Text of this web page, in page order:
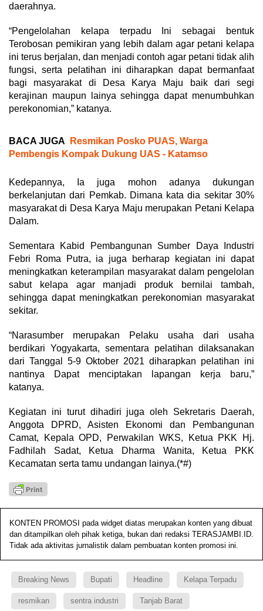
daerahnya.
“Pengelolahan kelapa terpadu Ini sebagai bentuk
Terobosan pemikiran yang lebih dalam agar petani kelapa
ini terus berjalan, dan menjadi contoh agar petani tidak alih
fungsi, serta pelatihan ini diharapkan dapat bermanfaat
bagi masyarakat di Desa Karya Maju baik dari segi
kerajinan maupun lainya sehingga dapat menumbuhkan
perekonomian,” katanya.
BACA JUGA
Resmikan Posko PUAS, Warga
Pembengis Kompak Dukung UAS - Katamso
Kedepannya, Ia juga mohon adanya dukungan
berkelanjutan dari Pemkab. Dimana kata dia sekitar 30%
masyarakat di Desa Karya Maju merupakan Petani Kelapa
Dalam.
Sementara Kabid Pembangunan Sumber Daya Industri
Febri Roma Putra, ia juga berharap kegiatan ini dapat
meningkatkan keterampilan masyarakat dalam pengelolan
sabut kelapa agar manjadi produk bernilai tambah,
sehingga dapat meningkatkan perekonomian masyarakat
sekitar.
“Narasumber merupakan Pelaku usaha dari usaha
berdikari Yogyakarta, sementara pelatihan dilaksanakan
dari Tanggal 5-9 Oktober 2021 diharapkan pelatihan ini
nantinya Dapat menciptakan lapangan kerja baru,”
katanya.
Kegiatan ini turut dihadiri juga oleh Sekretaris Daerah,
Anggota DPRD, Asisten Ekonomi dan Pembangunan
Camat, Kepala OPD, Perwakilan WKS, Ketua PKK Hj.
Fadhilah Sadat, Ketua Dharma Wanita, Ketua PKK
Kecamatan serta tamu undangan lainya.(*#)
KONTEN PROMOSI pada widget diatas merupakan konten yang dibuat
dan ditampilkan oleh pihak ketiga, bukan dari redaksi TERASJAMBI.ID.
Tidak ada aktivitas jurnalistik dalam pembuatan konten promosi ini.
Breaking News Bupati Headline Kelapa Terpadu
resmikan sentra industri Tanjab Barat